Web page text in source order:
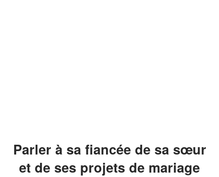
Parler à sa fiancée de sa sœur
et de ses projets de mariage